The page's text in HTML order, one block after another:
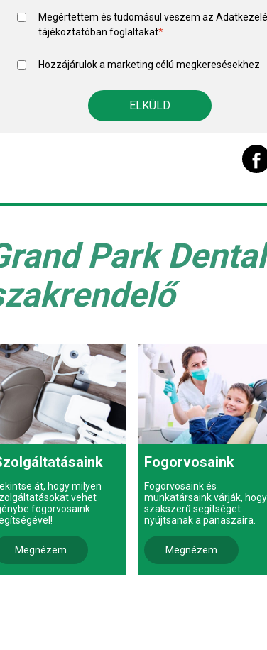
Megértettem és tudomásul veszem az
tájékoztatóban foglaltakat*
Hozzájárulok a marketing célú megkeresésekhez
Park
át, hogy milyen
vehet
fogorvosaink
Megnézem
Fogorvosaink
Fogorvosaink és
munkatársaink várják, hogy
szakszerű segítséget
nyújtsanak a panaszaira.
Megnézem